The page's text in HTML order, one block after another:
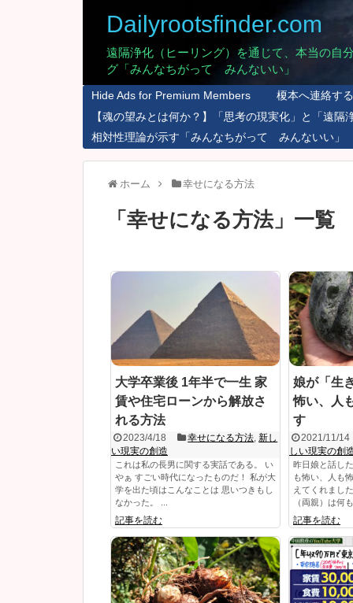
Dailyrootsfinder.com
遠隔浄化（ヒーリング）を通じて、本当の
グ「みんなちがって みんないい」
Hide Ads for Premium Members
榎本へ連絡す
【魂の望みとは何か？】「思考の現実化」と「遠隔
相対性理論が示す「みんなちがって みんないい」
ホーム 幸せになる方法
「 幸せになる方法」 一覧
大学卒業後 1年半で一生 家
賃や住宅ローンから解放さ
れる方法
2023/4/18 幸せになる方法,新し
い現実の創造
これは私の長男に関する実話である。 い
やぁ すごい時代になったものだ！ 私が大
学を出た頃はこんなことは 思いつきもし
なかった。 ...
記事を読む
娘が「生
怖い、人
す
2021/11/14
しい現実の創
昨日娘と話し
も怖い、人も
えてくれまし
（両親）は何
記事を読む